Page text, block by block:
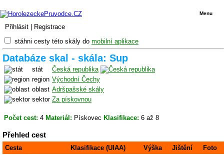
Přihlásit Registrace
Menu
stáhni cesty této skály do mobilní aplikace
Databáze skal - skála: Sup
stát
Česká republika
region Východní Čechy
oblast Adršpašské skály
sektor Za pískovnou
Počet cest: 4 Materiál: Pískovec Klasifikace: 6 až 8
Přehled cest
Cesta Klasifikace (UIAA) Výška Jištění
Foto